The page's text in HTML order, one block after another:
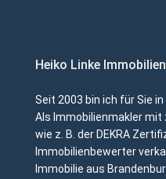
Heiko Linke Immobilien
Seit 2003 bin ich für Sie
Als Immobilienmakler mit
wie z. B. der DEKRA
Immobilienbewerter
Immobilie aus